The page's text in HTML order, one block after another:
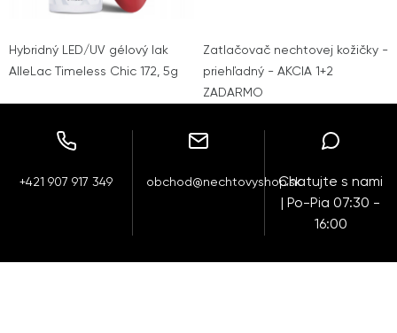
Hybridný LED/UV gélový lak
AlleLac Timeless Chic 172, 5g
Zatlačovač nechtovej kožičky -
priehľadný - AKCIA 1+2
ZADARMO
+421 907 917 349 obchod@nechtovyshop.skChatujte s nami
| Po-Pia 07:30 -
16:00